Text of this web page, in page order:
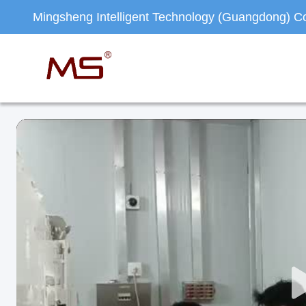
Mingsheng Intelligent Technology (Guangdong)